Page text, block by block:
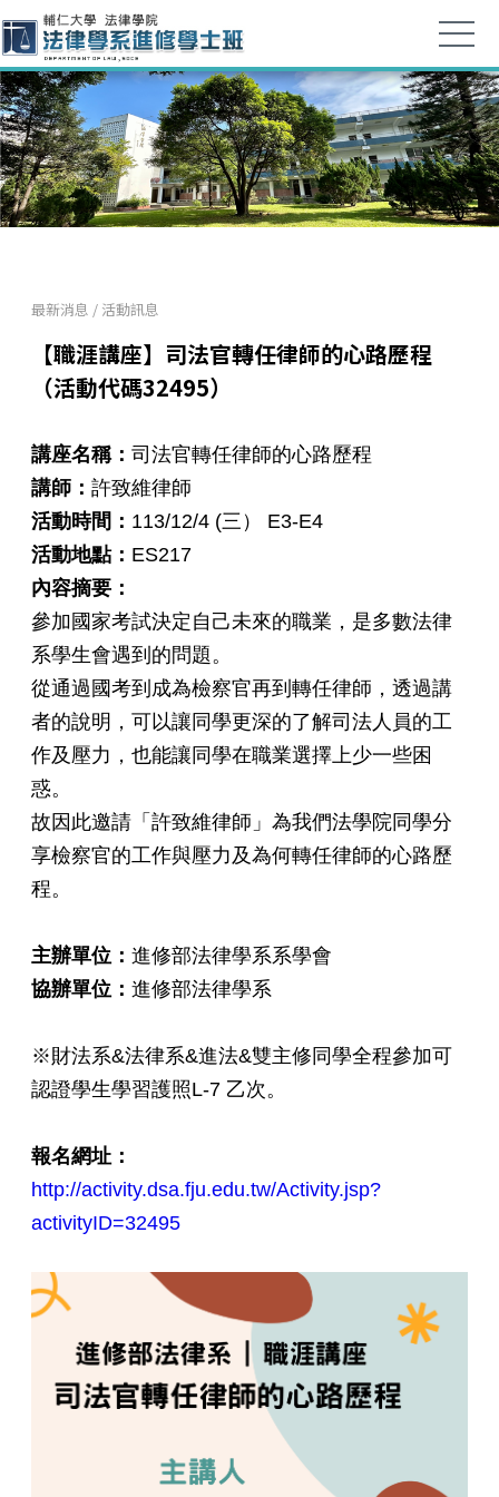
最新消息 / 活動訊息
【職涯講座】司法官轉任律師的心路歷程
（活動代碼32495）
講座名稱：司法官轉任律師的心路歷程
講師：許致維律師
活動時間： 113/12/4 (三） E3-E4
活動地點： ES217
內容摘要：
參加國家考試決定自己未來的職業，是多數法律
系學生會遇到的問題。
從通過國考到成為檢察官再到轉任律師，透過講
者的說明，可以讓同學更深的了解司法人員的工
作及壓力，也能讓同學在職業選擇上少一些困
惑。
故因此邀請「許致維律師」為我們法學院同學分
享檢察官的工作與壓力及為何轉任律師的心路歷
程。
主辦單位：進修部法律學系系學會
協辦單位：進修部法律學系
※財法系&法律系&進法&雙主修同學全程參加可
認證學生學習護照L-7 乙次。
報名網址 ：
http://activity.dsa.fju.edu.tw/Activity.jsp?
activityID=32495